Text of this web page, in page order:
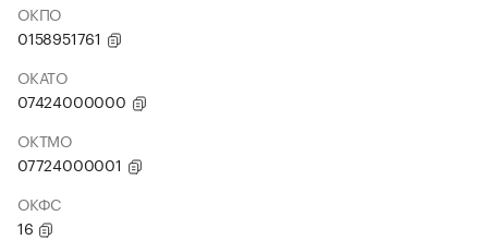
ОКПО
0158951761
ОКАТО
07424000000
ОКТМО
07724000001
ОКФС
16